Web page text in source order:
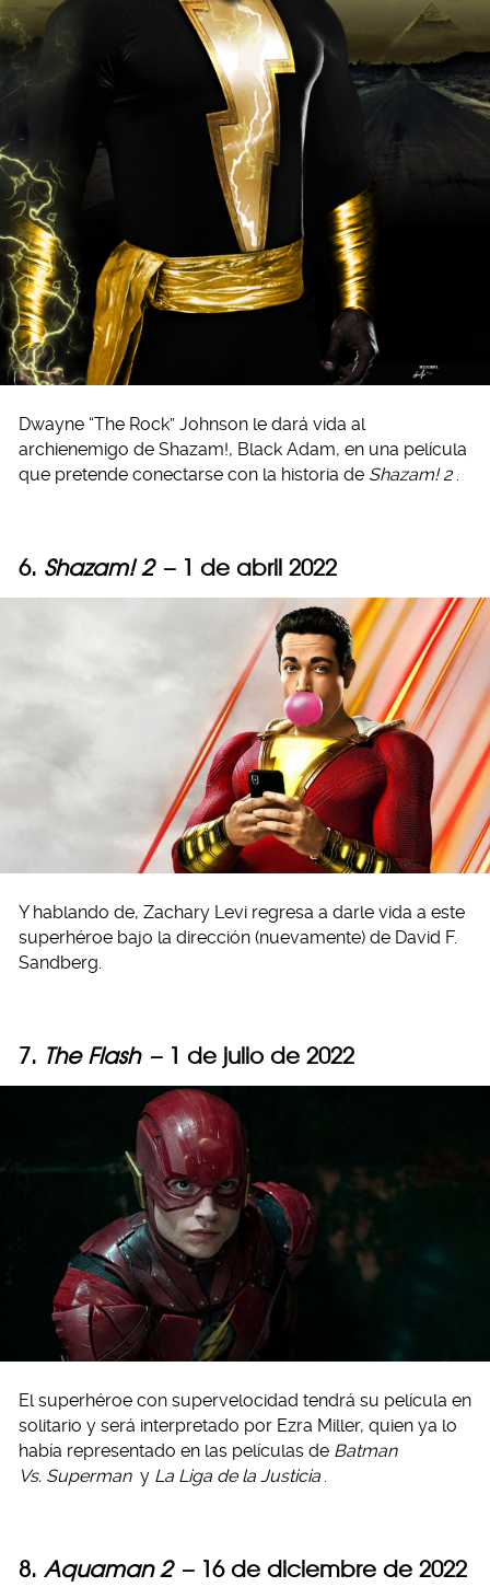
Dwayne “The Rock” Johnson le dará vida al
archienemigo de Shazam!, Black Adam, en una película
que pretende conectarse con la historia de Shazam! 2 .
6. Shazam! 2 – 1 de abril 2022
Y hablando de, Zachary Levi regresa a darle vida a este
superhéroe bajo la dirección (nuevamente) de David F.
Sandberg.
7. The Flash – 1 de julio de 2022
El superhéroe con supervelocidad tendrá su película en
solitario y será interpretado por Ezra Miller, quien ya lo
había representado en las películas de Batman
Vs. Superman y La Liga de la Justicia .
8. Aquaman 2 – 16 de diciembre de 2022